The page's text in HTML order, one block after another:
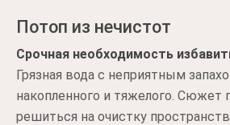
Потоп из нечистот
Срочная необходимость
Грязная вода с неприятным
накопленного и тяжелого. Сюжет
решиться на очистку